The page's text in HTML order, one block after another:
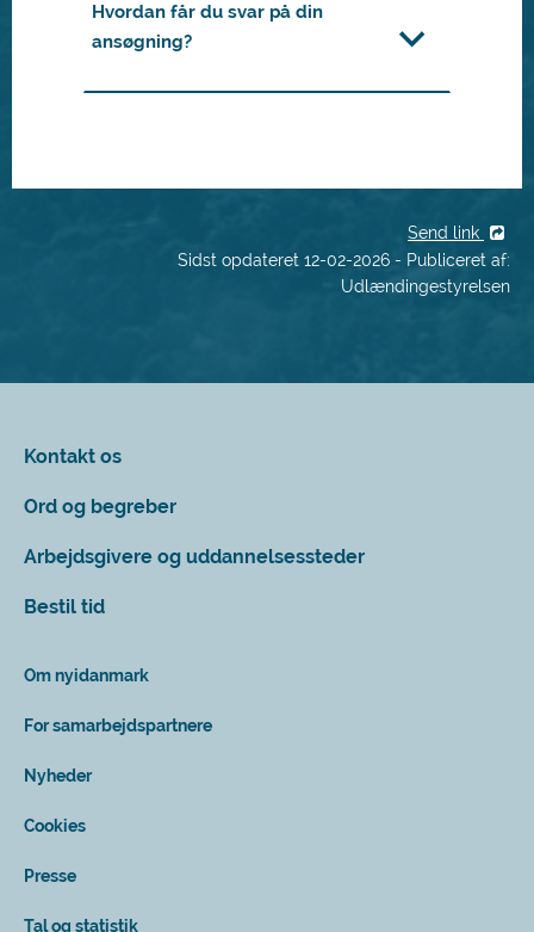
Hvordan får du svar på din
ansøgning?
Send link
Sidst opdateret 12-02-2026 - Publiceret af:
Udlændingestyrelsen
Kontakt os
Ord og begreber
Arbejdsgivere og uddannelsessteder
Bestil tid
Om nyidanmark
For samarbejdspartnere
Nyheder
Cookies
Presse
Tal og statistik